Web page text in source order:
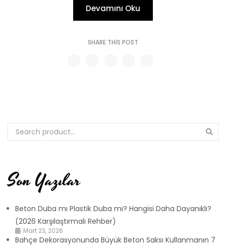
Devamını Oku
SHARE THIS POST
Son Yazılar
Beton Duba mı Plastik Duba mı? Hangisi Daha Dayanıklı?
(2026 Karşılaştırmalı Rehber)
Mart 23, 2026
Bahçe Dekorasyonunda Büyük Beton Saksı Kullanmanın 7